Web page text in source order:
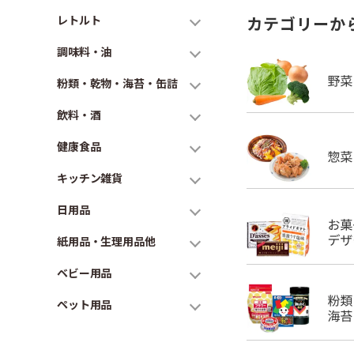
レトルト
調味料・油
粉類・乾物・海苔・缶詰
飲料・酒
健康食品
キッチン雑貨
日用品
紙用品・生理用品他
ベビー用品
ペット用品
カテゴリーか